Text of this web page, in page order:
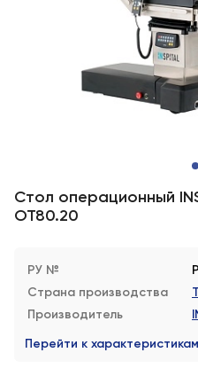
Стол операционный
OT80.20
РУ №
Страна производства
Производитель
Перейти к характеристикам